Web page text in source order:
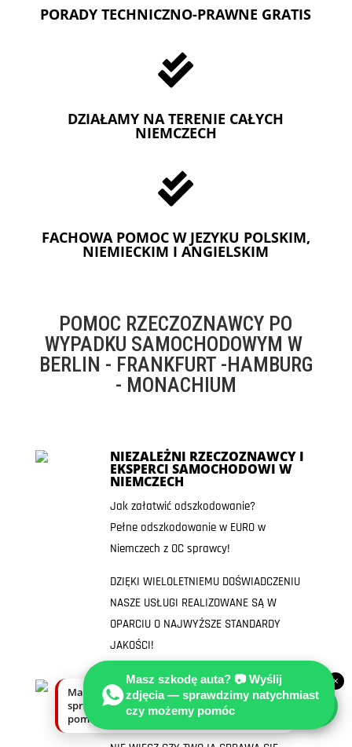
PORADY TECHNICZNO-PRAWNE GRATIS

DZIAŁAMY NA TERENIE CAŁYCH
NIEMCZECH

FACHOWA POMOC W JEZYKU POLSKIM,
NIEMIECKIM I ANGIELSKIM
POMOC RZECZOZNAWCY PO
WYPADKU SAMOCHODOWYM W
BERLIN - FRANKFURT -HAMBURG
- MONACHIUM
NIEZALEŻNI RZECZOZNAWCY I
EKSPERCI SAMOCHODOWI W
NIEMCZECH
Jak załatwić odszkodowanie?
Pełne odszkodowanie w EURO w
Niemczech z OC sprawcy!
DZIĘKI WIELOLETNIEMU DOŚWIADCZENIU
NASZE USŁUGI REALIZOWANE SĄ W
OPARCIU O NAJWYŻSZE STANDARDY
JAKOŚCI!
SKONTAKTUJ SIĘ Z NAMI I
SKORZYSTAJ Z BEZPŁATNEJ
PORADY TECHNICZNO-
PRAWNEJ!
Masz szkodę auta? 📷 Wyślij
zdjęcia — sprawdzimy natychmiast
czy możemy pomóc
×
Masz szkodę auta? Wyślij zdjęcia —
sprawdzimy natychmiast, czy możemy
pomóc.